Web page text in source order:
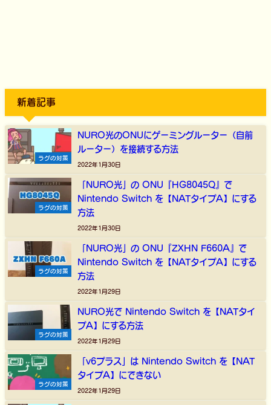
新着記事
ラグの対策
NURO光のONUにゲーミングルーター（自前
ルーター）を接続する方法
2022年1月30日
ラグの対策
「NURO光」の ONU『HG8045Q』で
Nintendo Switch を【NATタイプA】にする
方法
2022年1月30日
ラグの対策
「NURO光」の ONU『ZXHN F660A』で
Nintendo Switch を【NATタイプA】にする
方法
2022年1月29日
ラグの対策
NURO光で Nintendo Switch を【NATタイ
プA】にする方法
2022年1月29日
ラグの対策
「v6プラス」は Nintendo Switch を【NAT
タイプA】にできない
2022年1月29日